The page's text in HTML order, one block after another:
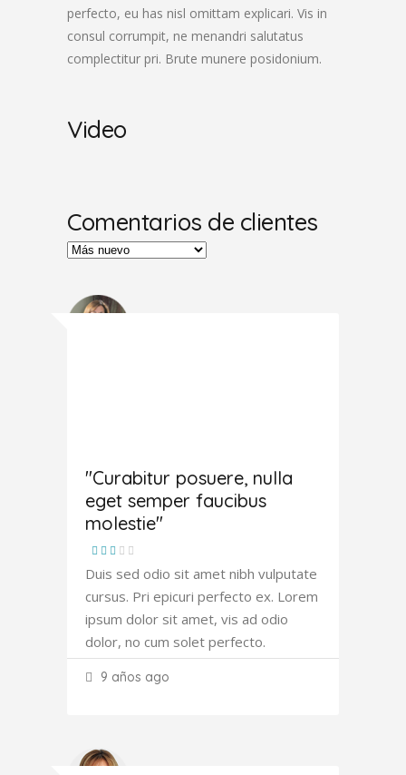
perfecto, eu has nisl omittam explicari. Vis in
consul corrumpit, ne menandri salutatus
complectitur pri. Brute munere posidonium.
Video
Comentarios de clientes
"Curabitur posuere, nulla
eget semper faucibus
molestie"
Duis sed odio sit amet nibh vulputate
cursus. Pri epicuri perfecto ex. Lorem
ipsum dolor sit amet, vis ad odio
dolor, no cum solet perfecto.
9 años ago